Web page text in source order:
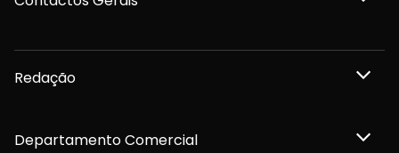
Redação
Departamento Comercial